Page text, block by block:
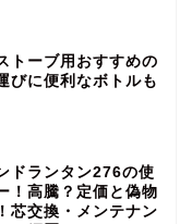
トーブ用おすすめの
びに便利なボトルも
ドランタン276の使
！高騰？定価と偽物
芯交換・メンテナン